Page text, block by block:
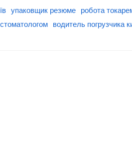
упаковщик резюме
робота
водитель погрузчика